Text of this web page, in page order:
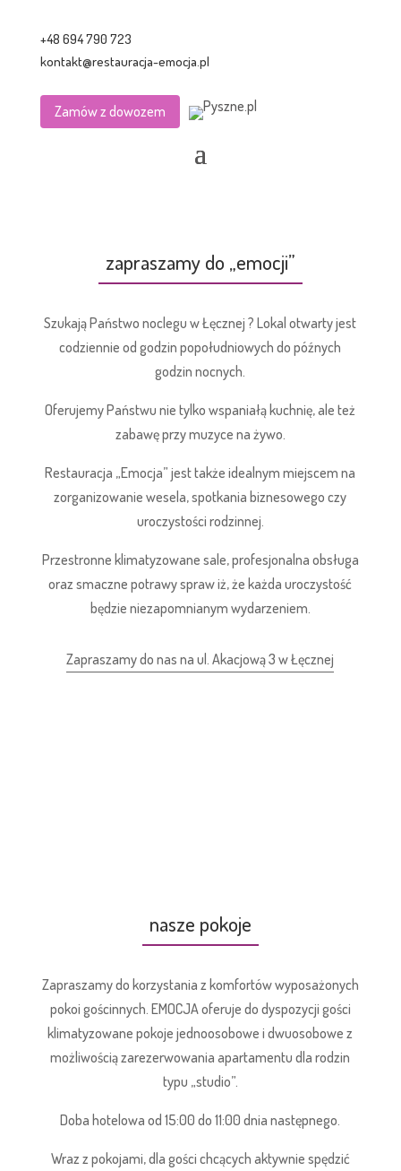
+48 694 790 723
kontakt@restauracja-emocja.pl
Zamów z dowozem
zapraszamy do „emocji”
Szukają Państwo noclegu w Łęcznej ? Lokal otwarty jest
codziennie od godzin popołudniowych do późnych
godzin nocnych.
Oferujemy Państwu nie tylko wspaniałą kuchnię, ale też
zabawę przy muzyce na żywo.
Restauracja „Emocja” jest także idealnym miejscem na
zorganizowanie wesela, spotkania biznesowego czy
uroczystości rodzinnej.
Przestronne klimatyzowane sale, profesjonalna obsługa
oraz smaczne potrawy spraw iż, że każda uroczystość
będzie niezapomnianym wydarzeniem.
Zapraszamy do nas na ul. Akacjową 3 w Łęcznej
nasze pokoje
Zapraszamy do korzystania z komfortów wyposażonych
pokoi gościnnych. EMOCJA oferuje do dyspozycji gości
klimatyzowane pokoje jednoosobowe i dwuosobowe z
możliwością zarezerwowania apartamentu dla rodzin
typu „studio”.
Doba hotelowa od 15:00 do 11:00 dnia następnego.
Wraz z pokojami, dla gości chcących aktywnie spędzić